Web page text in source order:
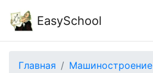
EasySchool
Главная
Машиностроение